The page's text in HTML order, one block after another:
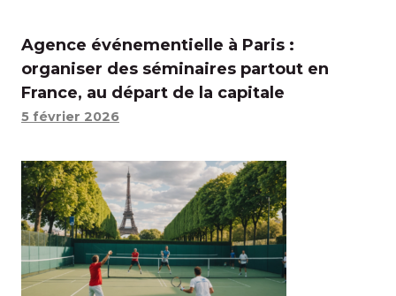
Agence événementielle à Paris :
organiser des séminaires partout en
France, au départ de la capitale
5 février 2026